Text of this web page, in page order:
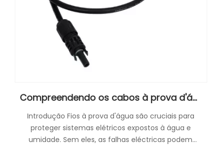
Compreendendo os cabos à prova d'água: benefícios, aplicações e tipos
Introdução Fios à prova d'água são cruciais para
proteger sistemas elétricos expostos à água e
umidade. Sem eles, as falhas eléctricas podem